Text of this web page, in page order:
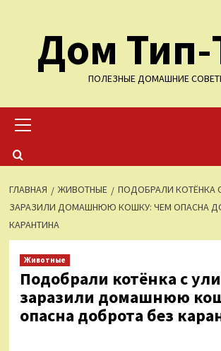
содержимомуДом Тип-
ПОЛЕЗНЫЕ ДОМАШНИЕ
меню
ГЛАВНАЯ ЖИВОТНЫЕ
ПОДОБРАЛИ КОТЁНКА
ЗАРАЗИЛИ ДОМАШНЮЮ КОШКУ: ЧЕМ ОПАСНА
КАРАНТИНА
Животные
Подобрали котёнка с
заразили домашнюю
опасна доброта без